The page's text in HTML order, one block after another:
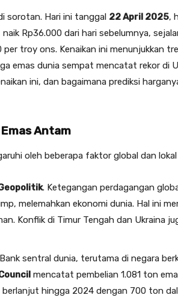
sorotan. Hari ini tanggal 22 April 2025,
naik Rp36.000 dari hari sebelumnya,
troy ons. Kenaikan ini menunjukkan
emas dunia sempat mencatat rekor di
ini, dan bagaimana prediksi
Antam
oleh beberapa faktor global dan
. Ketegangan perdagangan
melemahkan ekonomi dunia. Hal ini
Konflik di Timur Tengah dan Ukraina
Bank sentral dunia, terutama di negara
mencatat pembelian 1.081 ton
hingga 2024 dengan 700 ton